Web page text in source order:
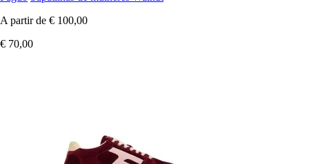
A partir de € 100,00
€ 70,00